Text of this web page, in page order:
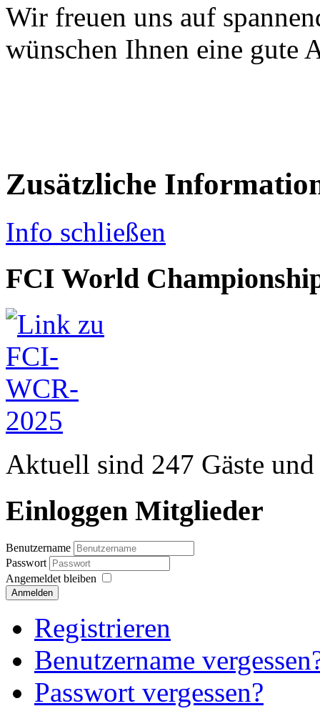
Wir freuen uns auf
wünschen Ihnen eine gute
Zusätzliche
Info schließen
FCI World
Aktuell sind 247 Gäste
Einloggen Mitglieder
Benutzername
Passwort
Angemeldet bleiben
Anmelden
Registrieren
Benutzername
Passwort vergessen?